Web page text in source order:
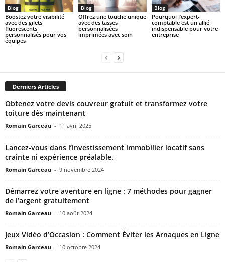
Blog
Boostez votre visibilité
avec des gilets
fluorescents
personnalisés pour vos
équipes
Blog
Offrez une touche unique
avec des tasses
personnalisées
imprimées avec soin
Blog
Pourquoi l’expert-
comptable est un allié
indispensable pour votre
entreprise
Derniers Articles
Obtenez votre devis couvreur gratuit et transformez votre
toiture dès maintenant
Romain Garceau - 11 avril 2025
Lancez-vous dans l’investissement immobilier locatif sans
crainte ni expérience préalable.
Romain Garceau - 9 novembre 2024
Démarrez votre aventure en ligne : 7 méthodes pour gagner
de l’argent gratuitement
Romain Garceau - 10 août 2024
Jeux Vidéo d’Occasion : Comment Éviter les Arnaques en Ligne
Romain Garceau - 10 octobre 2024